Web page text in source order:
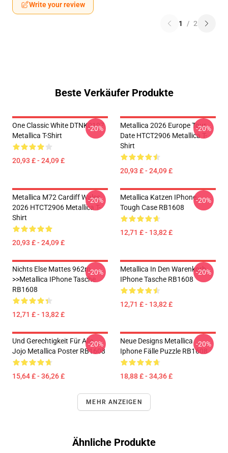
Write your review
1 / 2
Beste Verkäufer Produkte
One Classic White DTNK0107
Metallica T-Shirt
20,93 £ - 24,09 £
-20%
Metallica 2026 Europe Tour
Date HTCT2906 Metallica T-
Shirt
20,93 £ - 24,09 £
-20%
Metallica M72 Cardiff Wales
2026 HTCT2906 Metallica T-
Shirt
20,93 £ - 24,09 £
-20%
Metallica Katzen IPhone
Tough Case RB1608
12,71 £ - 13,82 £
-20%
Nichts Else Mattes 962m
>>metallica IPhone Tasche
RB1608
12,71 £ - 13,82 £
-20%
Metallica In Den Warenkorb
IPhone Tasche RB1608
12,71 £ - 13,82 £
-20%
Und Gerechtigkeit Für Alle...
Jojo Metallica Poster RB1608
15,64 £ - 36,26 £
-20%
Neue Designs Metallica
Iphone Fälle Puzzle RB1608
18,88 £ - 34,36 £
-20%
MEHR ANZEIGEN
Ähnliche Produkte